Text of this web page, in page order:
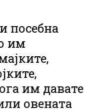
посебна
им
им давате
овената